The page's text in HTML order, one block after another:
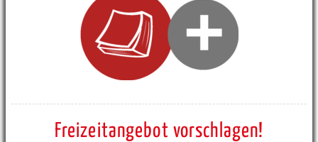
Freizeitangebot vorschlagen!